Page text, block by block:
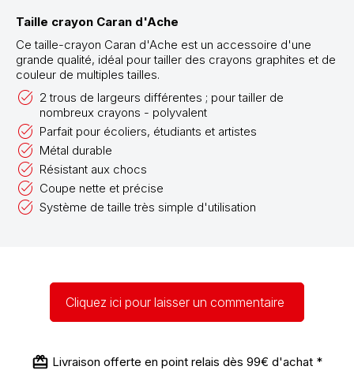
Taille crayon Caran d'Ache
Ce taille-crayon Caran d'Ache est un accessoire d'une
grande qualité, idéal pour tailler des crayons graphites et de
couleur de multiples tailles.
2 trous de largeurs différentes ; pour tailler de
nombreux crayons - polyvalent
Parfait pour écoliers, étudiants et artistes
Métal durable
Résistant aux chocs
Coupe nette et précise
Système de taille très simple d'utilisation
Cliquez ici pour laisser un commentaire
Livraison offerte en point relais dès 99€ d'achat *